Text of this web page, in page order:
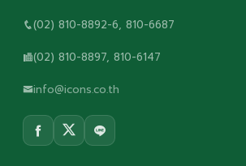
(02) 810-8892-6, 810-6687
(02) 810-8897, 810-6147
info@icons.co.th